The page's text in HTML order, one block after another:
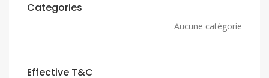
Categories
Aucune catégorie
Effective T&C